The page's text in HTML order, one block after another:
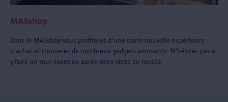
MASshop
Dans le MASshop vous profiterez d'une toute nouvelle expérience
d'achat et trouverez de nombreux gadgets amusants. N'hésitez pas à
y faire un tour avant ou après votre visite au musée.